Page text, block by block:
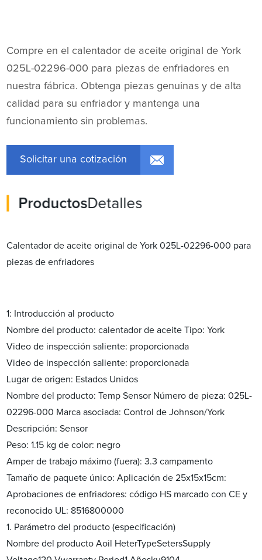
Compre en el calentador de aceite original de York
025L-02296-000 para piezas de enfriadores en
nuestra fábrica. Obtenga piezas genuinas y de alta
calidad para su enfriador y mantenga una
funcionamiento sin problemas.
Solicitar una cotización
ProductosDetalles
Calentador de aceite original de York 025L-02296-000 para
piezas de enfriadores
1: Introducción al producto
Nombre del producto: calentador de aceite Tipo: York
Video de inspección saliente: proporcionada
Video de inspección saliente: proporcionada
Lugar de origen: Estados Unidos
Nombre del producto: Temp Sensor Número de pieza: 025L-
02296-000 Marca asociada: Control de Johnson/York
Descripción: Sensor
Peso: 1.15 kg de color: negro
Amper de trabajo máximo (fuera): 3.3 campamento
Tamaño de paquete único: Aplicación de 25x15x15cm:
Aprobaciones de enfriadores: código HS marcado con CE y
reconocido UL: ‌8516800000
1. Parámetro del producto (especificación)
Nombre del producto Aoil HeterTypeSetersSupply